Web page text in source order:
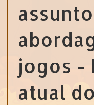
jogos -
atual